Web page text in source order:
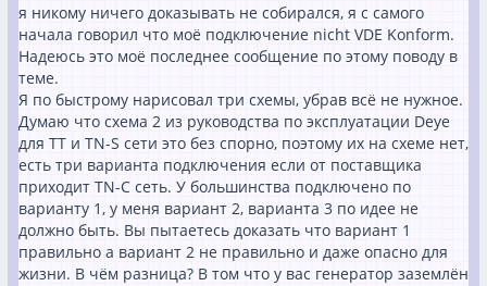
я никому ничего доказывать не собирался, я с самого
начала говорил что моё подключение nicht VDE Konform.
Надеюсь это моё последнее сообщение по этому поводу в
теме.
Я по быстрому нарисовал три схемы, убрав всё не нужное.
Думаю что схема 2 из руководства по эксплуатации Deye
для TT и TN-S сети это без спорно, поэтому их на схеме нет,
есть три варианта подключения если от поставщика
приходит TN-C сеть. У большинства подключено по
варианту 1, у меня вариант 2, варианта 3 по идее не
должно быть. Вы пытаетесь доказать что вариант 1
правильно а вариант 2 не правильно и даже опасно для
жизни. В чём разница? В том что у вас генератор заземлён